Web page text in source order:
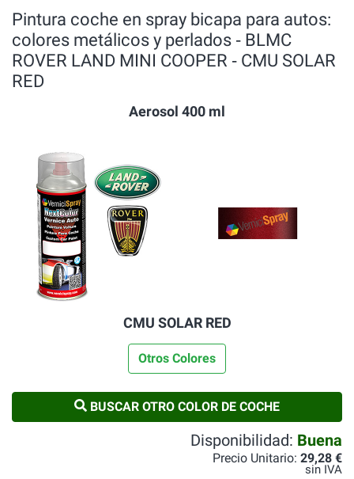
Pintura coche en spray bicapa para autos:
colores metálicos y perlados ‐ BLMC
ROVER LAND MINI COOPER ‐ CMU SOLAR
RED
Aerosol 400 ml
CMU SOLAR RED
Otros Colores
BUSCAR OTRO COLOR DE COCHE
Disponibilidad: Buena
Precio Unitario: 29,28 €
sin IVA